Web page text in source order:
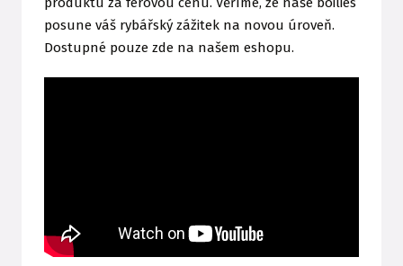
posune váš rybářský zážitek na novou úroveň.
Dostupné pouze zde na našem eshopu.